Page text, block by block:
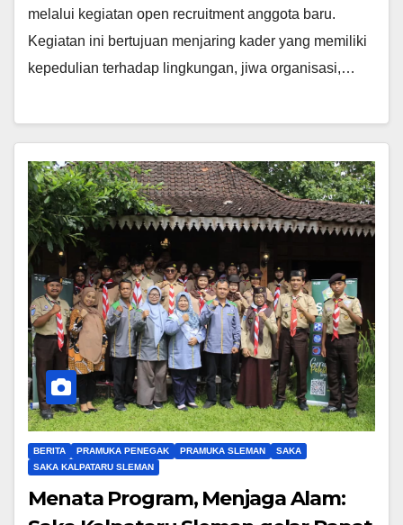
melalui kegiatan open recruitment anggota baru.
Kegiatan ini bertujuan menjaring kader yang memiliki
kepedulian terhadap lingkungan, jiwa organisasi,…
BERITA PRAMUKA PENEGAK PRAMUKA SLEMAN
SAKA
SAKA KALPATARU SLEMAN
Menata Program, Menjaga Alam: